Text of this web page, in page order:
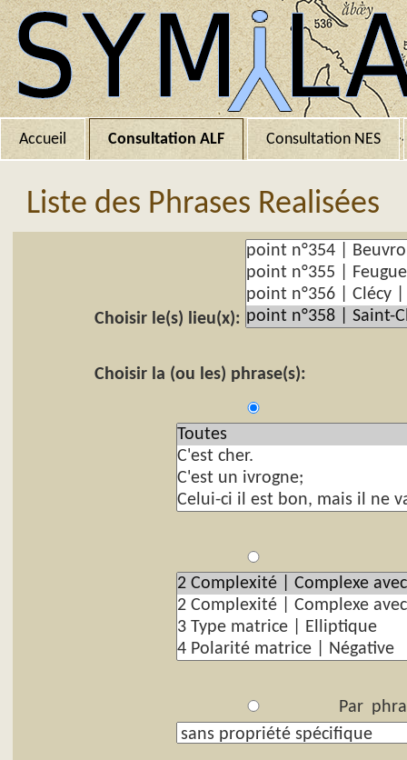
Accueil Consultation ALF Consultation NES
Liste des Phrases Realisées
Choisir le(s) lieu(x):
Choisir la (ou les) phrase(s):
Par